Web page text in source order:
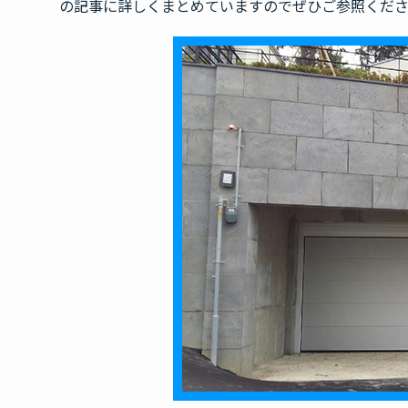
の記事に詳しくまとめていますのでぜひご参照くだ